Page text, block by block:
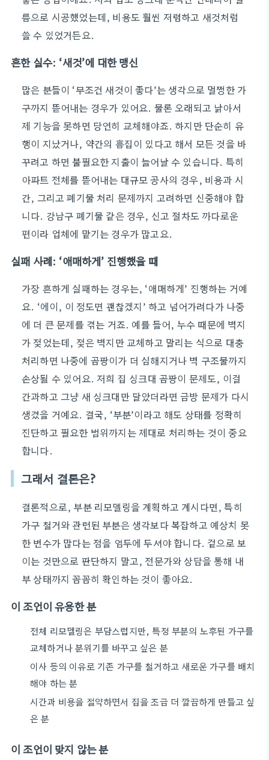
름으로 시공했었는데, 비용도 훨씬 저렴하고 새것처럼
쓸 수 있었거든요.
흔한 실수: ‘새것’에 대한 맹신
많은 분들이 ‘무조건 새것이 좋다’는 생각으로 멀쩡한 가
구까지 뜯어내는 경우가 있어요. 물론 오래되고 낡아서
제 기능을 못하면 당연히 교체해야죠. 하지만 단순히 유
행이 지났거나, 약간의 흠집이 있다고 해서 모든 것을 바
꾸려고 하면 불필요한 지출이 늘어날 수 있습니다. 특히
아파트 전체를 뜯어내는 대규모 공사의 경우, 비용과 시
간, 그리고 폐기물 처리 문제까지 고려하면 신중해야 합
니다. 강남구 폐기물 같은 경우, 신고 절차도 까다로운
편이라 업체에 맡기는 경우가 많고요.
실패 사례: ‘애매하게’ 진행했을 때
가장 흔하게 실패하는 경우는, ‘애매하게’ 진행하는 거예
요. ‘에이, 이 정도면 괜찮겠지’ 하고 넘어가려다가 나중
에 더 큰 문제를 겪는 거죠. 예를 들어, 누수 때문에 벽지
가 젖었는데, 젖은 벽지만 교체하고 말리는 식으로 대충
처리하면 나중에 곰팡이가 더 심해지거나 벽 구조물까지
손상될 수 있어요. 저희 집 싱크대 곰팡이 문제도, 이걸
간과하고 그냥 새 싱크대만 달았더라면 금방 문제가 다시
생겼을 거예요. 결국, ‘부분’이라고 해도 상태를 정확히
진단하고 필요한 범위까지는 제대로 처리하는 것이 중요
합니다.
그래서 결론은?
결론적으로, 부분 리모델링을 계획하고 계시다면, 특히
가구 철거와 관련된 부분은 생각보다 복잡하고 예상치 못
한 변수가 많다는 점을 염두에 두셔야 합니다. 겉으로 보
이는 것만으로 판단하지 말고, 전문가와 상담을 통해 내
부 상태까지 꼼꼼히 확인하는 것이 좋아요.
이 조언이 유용한 분
전체 리모델링은 부담스럽지만, 특정 부분의 노후된 가구를
교체하거나 분위기를 바꾸고 싶은 분
이사 등의 이유로 기존 가구를 철거하고 새로운 가구를 배치
해야 하는 분
시간과 비용을 절약하면서 집을 조금 더 깔끔하게 만들고 싶
은 분
이 조언이 맞지 않는 분